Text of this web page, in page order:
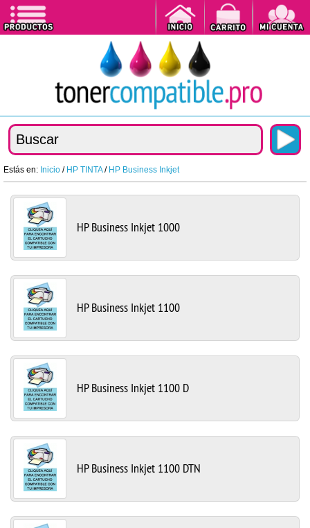
Estás en: Inicio / HP TINTA/ HP Business Inkjet
HP Business Inkjet 1000
HP Business Inkjet 1100
HP Business Inkjet 1100 D
HP Business Inkjet 1100 DTN